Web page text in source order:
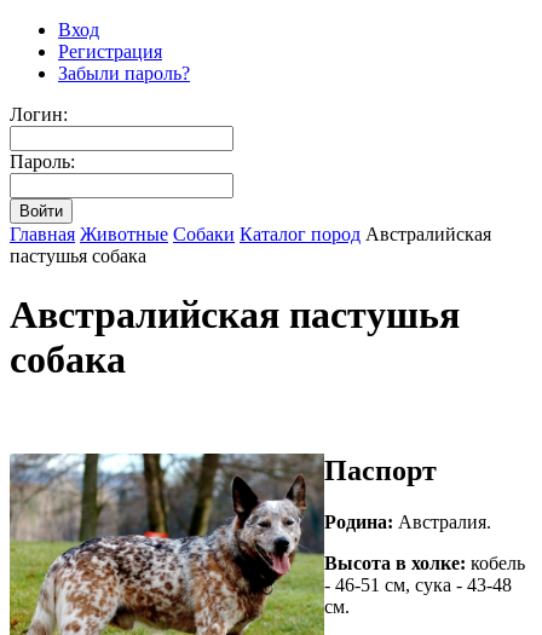
Вход
Регистрация
Забыли пароль?
Логин:
Пароль:
Главная Животные Собаки Каталог пород Австралийская
пастушья собака
Австралийская пастушья
собака
Паспорт
Родина: Австралия.
Высота в холке: кобель
- 46-51 см, сука - 43-48
см.